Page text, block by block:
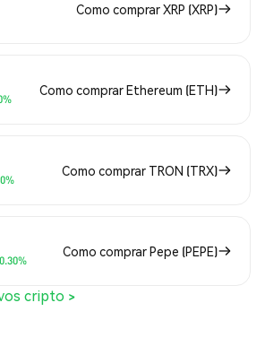
Como comprar XRP (XRP)
Como comprar Ethereum (ETH)
Como comprar TRON (TRX)
Como comprar Pepe (PEPE)
cripto >